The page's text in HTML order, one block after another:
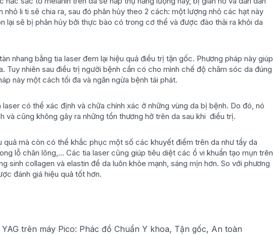
nhỏ li ti sẽ chia ra, sau đó phân hủy theo 2 cách: một lượng nhỏ các hạt này
lại sẽ bị phân hủy bởi thực bào có trong cơ thể và được đào thải ra khỏi da
nhang bằng tia laser đem lại hiệu quả điều trị tận gốc. Phương pháp này giúp
Tuy nhiên sau điều trị người bệnh cần có cho mình chế độ chăm sóc da đúng
này một cách tối đa và ngăn ngừa bệnh tái phát.
có thể xác định và chữa chính xác ở những vùng da bị bệnh. Do đó, nó
và cũng không gây ra những tổn thương hở trên da sau khi điều trị.
quả mà còn có thể khắc phục một số các khuyết điểm trên da như tẩy da
lỗ chân lông,... Các tia laser cũng giúp tiêu diệt các ổ vi khuẩn tạo mụn trên
sinh collagen và elastin để da luôn khỏe mạnh, sáng mịn hơn. So với phương
đánh giá hiệu quả tốt hơn.
trên máy Pico: Phác đồ Chuẩn Y khoa, Tận gốc, An toàn